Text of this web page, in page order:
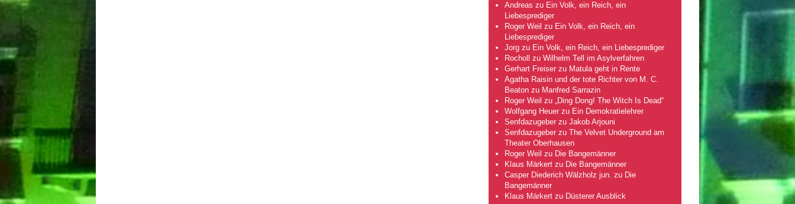
Andreas zu Ein Volk, ein Reich, ein
Liebesprediger
Roger Weil zu Ein Volk, ein Reich, ein
Liebesprediger
Jorgzu Ein Volk, ein Reich, ein Liebesprediger
Rocholl
zu Wilhelm Tell im Asylverfahren
Gerhart Freiserzu Matula geht in Rente
Agatha Raisin und der tote Richter von M. C.
Beatonzu Manfred Sarrazin
Roger Weil zu „Ding Dong! The Witch Is Dead“
Wolfgang Heuerzu Ein Demokratielehrer
Senfdazugeberzu Jakob Arjouni
Senfdazugeberzu The Velvet Underground am
Theater Oberhausen
Roger Weil zu Die Bangemänner
Klaus Märkertzu Die Bangemänner
Casper Diederich Wälzholz jun. zu Die
Bangemänner
Klaus Märkertzu Düsterer Ausblick